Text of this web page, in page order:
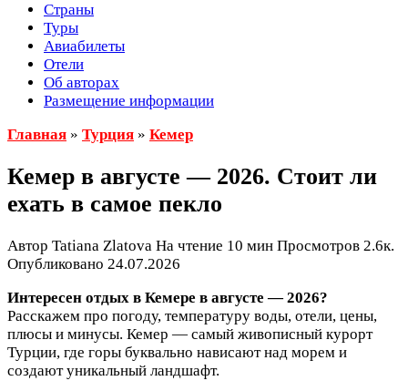
Страны
Туры
Авиабилеты
Отели
Об авторах
Размещение информации
Главная » Турция » Кемер
Кемер в августе — 2026. Стоит ли
ехать в самое пекло
Автор Tatiana Zlatova На чтение 10 мин Просмотров 2.6к.
Опубликовано 24.07.2026
Интересен отдых в Кемере в августе — 2026?
Расскажем про погоду, температуру воды, отели, цены,
плюсы и минусы. Кемер — самый живописный курорт
Турции, где горы буквально нависают над морем и
создают уникальный ландшафт.